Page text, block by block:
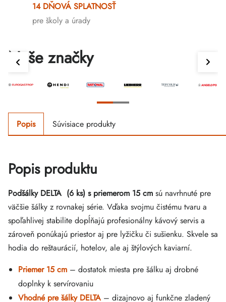
14 DŇOVÁ SPLATNOSŤ
pre školy a úrady
Naše značky
Popis Súvisiace produkty
Popis produktu
Podšálky DELTA (6 ks) s priemerom 15 cm sú navrhnuté pre
väčšie šálky z rovnakej série. Vďaka svojmu čistému tvaru a
spoľahlivej stabilite dopĺňajú profesionálny kávový servis a
zároveň ponúkajú priestor aj pre lyžičku či sušienku. Skvele sa
hodia do reštaurácií, hotelov, ale aj štýlových kaviarní.
Priemer 15 cm – dostatok miesta pre šálku aj drobné
doplnky k servírovaniu
Vhodné pre šálky DELTA – dizajnovo aj funkčne zladený